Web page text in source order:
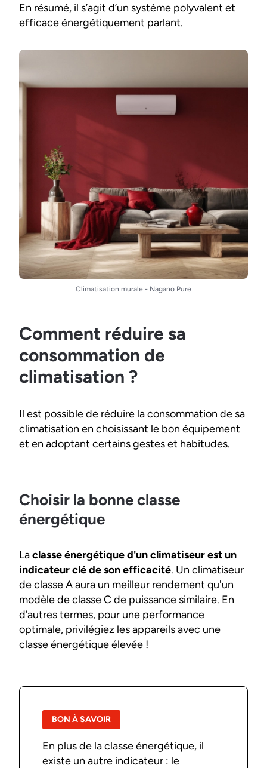
En résumé, il s’agit d’un système polyvalent et
efficace énergétiquement parlant.
Climatisation murale - Nagano Pure
Comment réduire sa
consommation de
climatisation ?
Il est possible de réduire la consommation de sa
climatisation en choisissant le bon équipement
et en adoptant certains gestes et habitudes.
Choisir la bonne classe
énergétique
Laclasse énergétique d'un climatiseur est un
indicateur clé de son efficacité. Un climatiseur
de classe A aura un meilleur rendement qu'un
modèle de classe C de puissance similaire. En
d’autres termes, pour une performance
optimale, privilégiez les appareils avec une
classe énergétique élevée !
BON À SAVOIR
En plus de la classe énergétique, il
existe un autre indicateur : le